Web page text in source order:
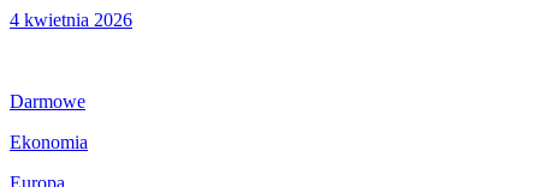
4 kwietnia 2026
Darmowe
Ekonomia